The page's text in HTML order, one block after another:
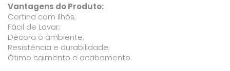
Vantagens do Produto:
Cortina com Ilhós;
Fácil de Lavar;
Decora o ambiente;
Resistência e durabilidade;
Ótimo caimento e acabamento.